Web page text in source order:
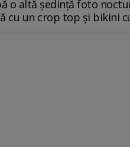
o altă ședință foto
cu un crop top și bikini